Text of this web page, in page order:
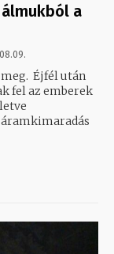
a
után
fel az emberek
áramkimaradás